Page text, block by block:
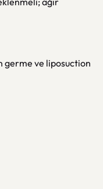
germe ve liposuction